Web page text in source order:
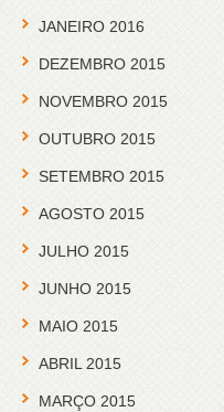
JANEIRO 2016
DEZEMBRO 2015
NOVEMBRO 2015
OUTUBRO 2015
SETEMBRO 2015
AGOSTO 2015
JULHO 2015
JUNHO 2015
MAIO 2015
ABRIL 2015
MARÇO 2015